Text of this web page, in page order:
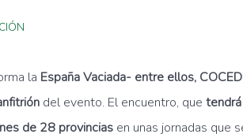
la España Vaciada- entre ellos,
del evento. El encuentro, que
de 28 provincias en unas jornadas que